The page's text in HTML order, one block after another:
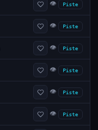
👁 Piste
👁 Piste
👁 Piste
👁 Piste
👁 Piste
👁 Piste